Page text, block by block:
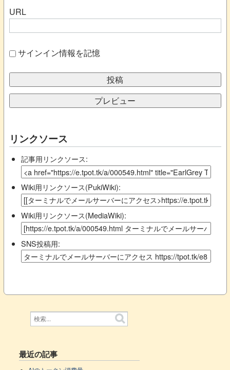
URL
サインイン情報を記憶
リンクソース
記事用リンクソース:
Wiki用リンクソース(PukiWiki):
Wiki用リンクソース(MediaWiki):
SNS投稿用:
最近の記事